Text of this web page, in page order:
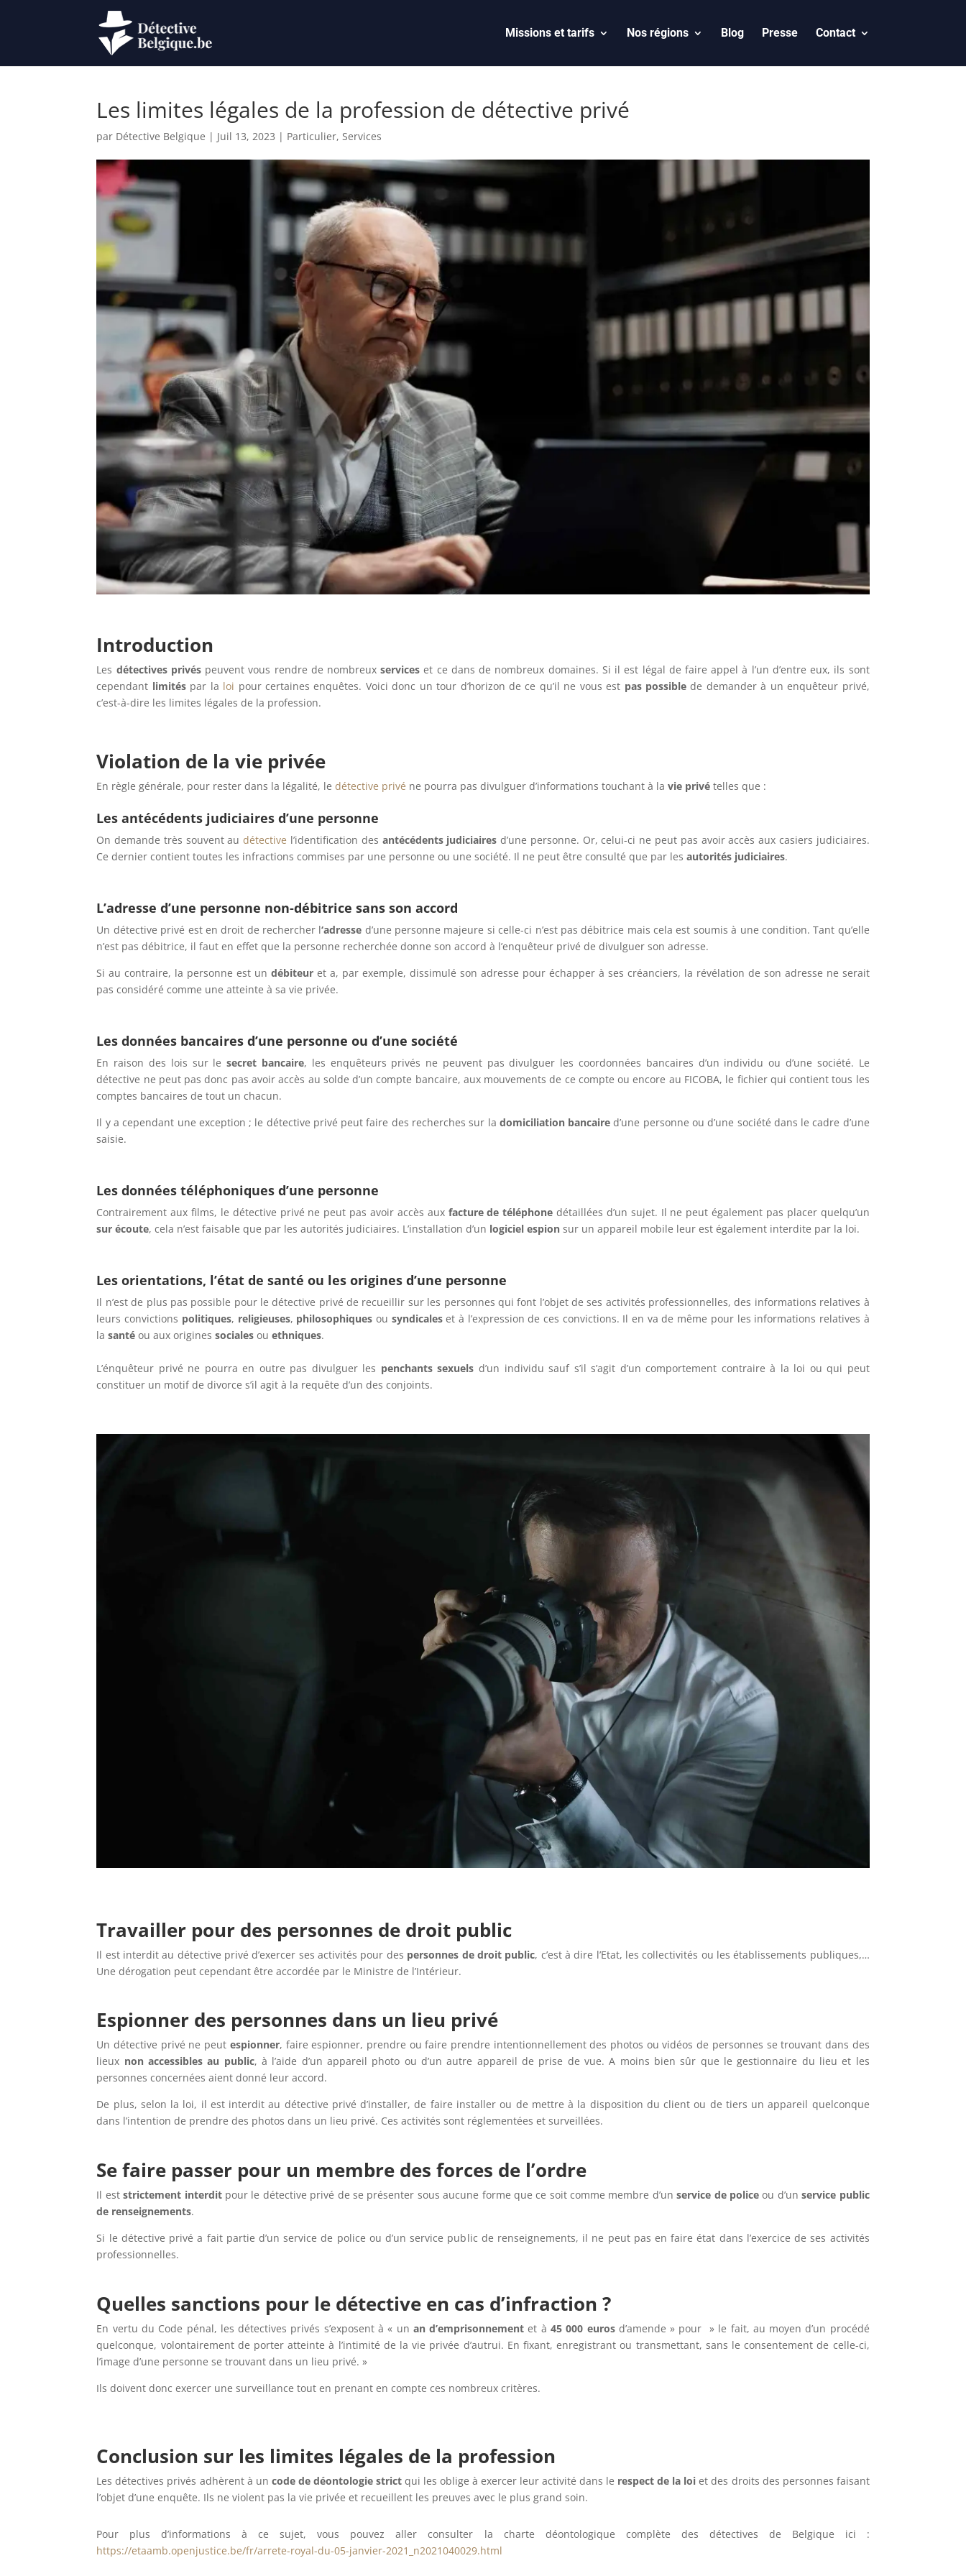
Missions et tarifs Nos régions Blog Presse Contact
Les limites légales de la profession de détective privé
par Détective Belgique | Juil 13, 2023 | Particulier,Services
Introduction
Les détectives privéspeuvent vous rendre de nombreuxservices et ce dans de nombreux domaines. Si il est légal de faire appel à l’un d’entre eux, ils sont
cependant limitéspar la loi pour certaines enquêtes. Voici donc un tour d’horizon de ce qu’il ne vous est pas possible de demander à un enquêteur privé,
c’est-à-dire les limites légales de la profession.
Violation de la vie privée
En règle générale, pour rester dans la légalité, ledétective privé ne pourra pas divulguer d’informations touchant à lavie privé telles que :
Les antécédents judiciaires d’une personne
On demande très souvent audétective l’identification des antécédents judiciaires d’une personne. Or, celui-ci ne peut pas avoir accès aux casiers judiciaires.
Ce dernier contient toutes les infractions commises par une personne ou une société. Il ne peut être consulté que par lesautorités judiciaires.
L’adresse d’une personne non-débitrice sans son accord
Un détective privé est en droit de rechercher l‘adresse d’une personne majeure si celle-ci n’est pas débitrice mais cela est soumis à une condition. Tant qu’elle
n’est pas débitrice, il faut en effet que la personne recherchée donne son accord à l’enquêteur privé de divulguer son adresse.
Si au contraire, la personne est undébiteur et a, par exemple, dissimulé son adresse pour échapper à ses créanciers, la révélation de son adresse ne serait
pas considéré comme une atteinte à sa vie privée.
Les données bancaires d’une personne ou d’une société
En raison des lois sur lesecret bancaire, les enquêteurs privés ne peuvent pas divulguer les coordonnées bancaires d’un individu ou d’une société. Le
détective ne peut pas donc pas avoir accès au solde d’un compte bancaire, aux mouvements de ce compte ou encore au FICOBA, le fichier qui contient tous les
comptes bancaires de tout un chacun.
Il y a cependant une exception ; le détective privé peut faire des recherches sur la domiciliation bancaire d’une personne ou d’une société dans le cadre d’une
saisie.
Les données téléphoniques d’une personne
Contrairement aux films, le détective privé ne peut pas avoir accès aux facture de téléphone détaillées d’un sujet. Il ne peut également pas placer quelqu’un
sur écoute, cela n’est faisable que par les autorités judiciaires. L’installation d’un logiciel espion sur un appareil mobile leur est également interdite par la loi.
Les orientations, l’état de santé ou les origines d’une personne
Il n’est de plus pas possible pour le détective privé de recueillir sur les personnes qui font l’objet de ses activités professionnelles, des informations relatives à
leurs convictions politiques, religieuses, philosophiques ou syndicaleset à l’expression de ces convictions. Il en va de même pour les informations relatives à
lasanté ou aux originessociales ouethniques.
L’énquêteur privé ne pourra en outre pas divulguer les penchants sexuels d’un individu sauf s’il s’agit d’un comportement contraire à la loi ou qui peut
constituer un motif de divorce s’il agit à la requête d’un des conjoints.
Travailler pour des personnes de droit public
Il est interdit au détective privé d’exercer ses activités pour des personnes de droit public, c’est à dire l’Etat, les collectivités ou les établissements publiques,…
Une dérogation peut cependant être accordée par le Ministre de l’Intérieur.
Espionner des personnes dans un lieu privé
Un détective privé ne peut espionner, faire espionner, prendre ou faire prendre intentionnellement des photos ou vidéos de personnes se trouvant dans des
lieux non accessibles au public, à l’aide d’un appareil photo ou d’un autre appareil de prise de vue. A moins bien sûr que le gestionnaire du lieu et les
personnes concernées aient donné leur accord.
De plus, selon la loi, il est interdit au détective privé d’installer, de faire installer ou de mettre à la disposition du client ou de tiers un appareil quelconque
dans l’intention de prendre des photos dans un lieu privé. Ces activités sont réglementées et surveillées.
Se faire passer pour un membre des forces de l’ordre
Il eststrictement interditpour le détective privé de se présenter sous aucune forme que ce soit comme membre d’unservice de police ou d’unservice public
de renseignements.
Si le détective privé a fait partie d’un service de police ou d’un service public de renseignements, il ne peut pas en faire état dans l’exercice de ses activités
professionnelles.
Quelles sanctions pour le détective en cas d’infraction ?
En vertu du Code pénal, les détectives privés s’exposent à « un an d’emprisonnement et à 45 000 eurosd’amende » pour » le fait, au moyen d’un procédé
quelconque, volontairement de porter atteinte à l’intimité de la vie privée d’autrui. En fixant, enregistrant ou transmettant, sans le consentement de celle-ci,
l’image d’une personne se trouvant dans un lieu privé. »
Ils doivent donc exercer une surveillance tout en prenant en compte ces nombreux critères.
Conclusion sur les limites légales de la profession
Les détectives privés adhèrent à un code de déontologie strictqui les oblige à exercer leur activité dans le respect de la loi et des droits des personnes faisant
l’objet d’une enquête. Ils ne violent pas la vie privée et recueillent les preuves avec le plus grand soin.
Pour plus d’informations à ce sujet, vous pouvez aller consulter la charte déontologique complète des détectives de Belgique ici :
https://etaamb.openjustice.be/fr/arrete-royal-du-05-janvier-2021_n2021040029.html